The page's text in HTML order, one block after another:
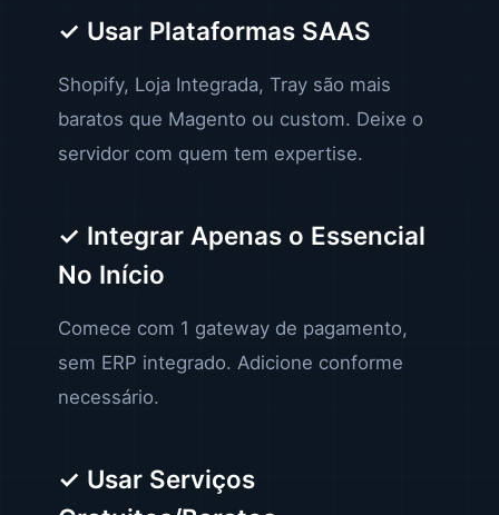
✓ Usar Plataformas SAAS
Shopify, Loja Integrada, Tray são mais
baratos que Magento ou custom. Deixe o
servidor com quem tem expertise.
✓ Integrar Apenas o Essencial
No Início
Comece com 1 gateway de pagamento,
sem ERP integrado. Adicione conforme
necessário.
✓ Usar Serviços